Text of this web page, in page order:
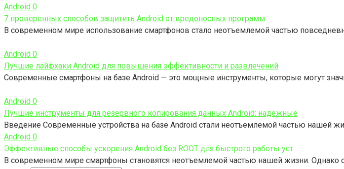
Android 0
7 проверенных способов защитить Android от вредоносных программ
В современном мире использование смартфонов стало неотъемлемой частью
Android 0
Лучшие лайфхаки Android для повышения эффективности и развлечений
Современные смартфоны на базе Android — это мощные инструменты, которые могут
Android 0
Лучшие инструменты для резервного копирования данных Android: надежные
Введение Современные устройства на базе Android стали неотъемлемой частью нашей
Android 0
Эффективные способы ускорения Android без ROOT для быстрого работы уст
В современном мире смартфоны становятся неотъемлемой частью нашей жизни.